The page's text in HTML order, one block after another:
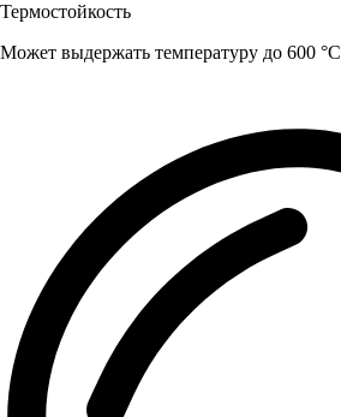
Термостойкость
Может выдержать температуру до 600 °C